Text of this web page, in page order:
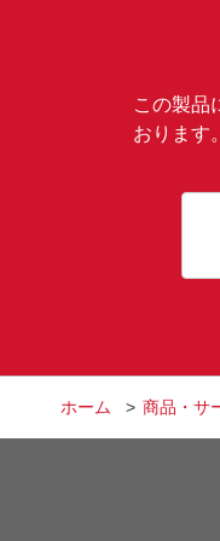
この製品
おります
ホーム 商品・サ